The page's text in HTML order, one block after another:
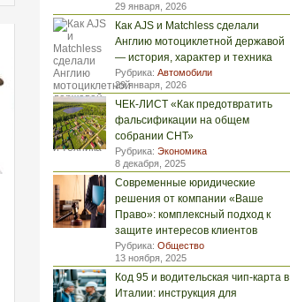
29 января, 2026
Как AJS и Matchless сделали
Англию мотоциклетной державой
— история, характер и техника
Рубрика: Автомобили
29 января, 2026
ЧЕК-ЛИСТ «Как предотвратить
фальсификации на общем
собрании СНТ»
Рубрика: Экономика
8 декабря, 2025
Современные юридические
решения от компании «Ваше
Право»: комплексный подход к
защите интересов клиентов
Рубрика: Общество
13 ноября, 2025
Код 95 и водительская чип-карта в
Италии: инструкция для